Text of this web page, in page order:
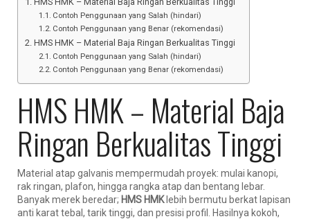
Contoh Penggunaan yang Salah (hindari)
Contoh Penggunaan yang Benar (rekomendasi)
HMS HMK – Material Baja Ringan Berkualitas Tinggi
Contoh Penggunaan yang Salah (hindari)
Contoh Penggunaan yang Benar (rekomendasi)
HMS HMK – Material Baja
Ringan Berkualitas Tinggi
Material atap galvanis mempermudah proyek: mulai kanopi,
rak ringan, plafon, hingga rangka atap dan bentang lebar.
Banyak merek beredar; HMS HMKlebih bermutu berkat lapisan
anti karat tebal, tarik tinggi, dan presisi profil. Hasilnya kokoh,